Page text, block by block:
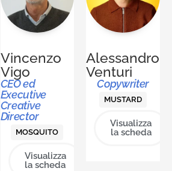
Vincenzo
Vigo
CEO ed
Executive
Creative
Director
MOSQUITO
Visualizza
la scheda
Alessandro
Venturi
Copywriter
MUSTARD
Visualizza
la scheda